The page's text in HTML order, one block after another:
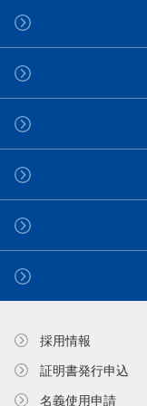
採用情報
証明書発⾏申込
名義使⽤申請